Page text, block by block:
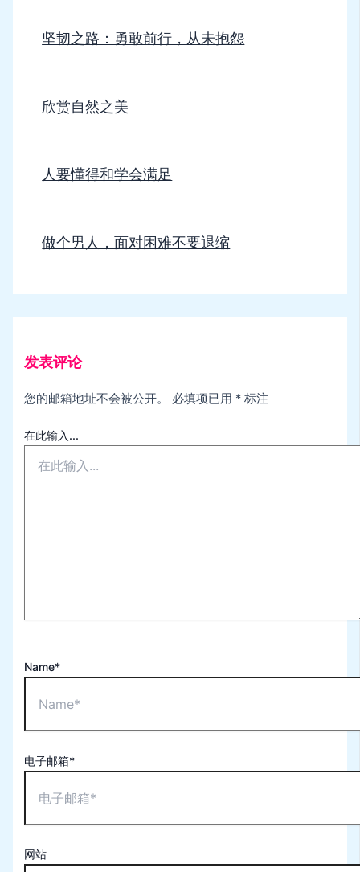
坚韧之路：勇敢前行，从未抱怨
欣赏自然之美
人要懂得和学会满足
做个男人，面对困难不要退缩
发表评论
您的邮箱地址不会被公开。 必填项已用 * 标注
在此输入...
Name*
电子邮箱*
网站